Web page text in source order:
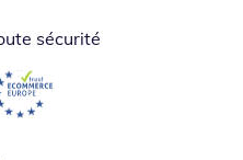
sécurité
nieuw venster
Opent in nieuw venster